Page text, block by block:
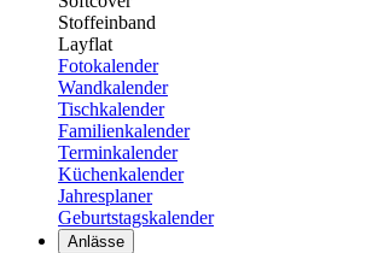
Stoffeinband
Layflat
Fotokalender
Wandkalender
Tischkalender
Familienkalender
Terminkalender
Küchenkalender
Jahresplaner
Geburtstagskalender
Anlässe